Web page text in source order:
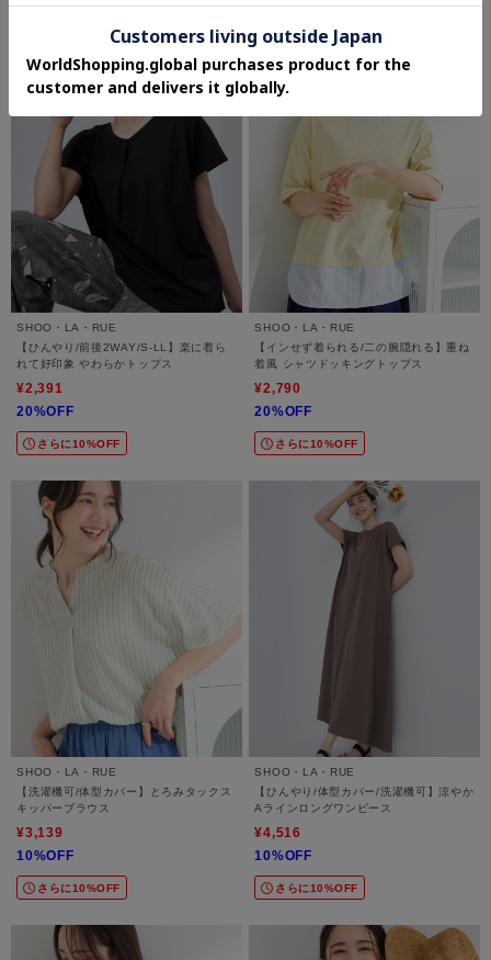
SHOO・LA・RUE
【ひんやり/前後2WAY/S-LL】楽に着ら
れて好印象 やわらかトップス
¥2,391
20%OFF
さらに10%OFF
SHOO・LA・RUE
【インせず着られる/二の腕隠れる】重ね
着風 シャツドッキングトップス
¥2,790
20%OFF
さらに10%OFF
SHOO・LA・RUE
【洗濯機可/体型カバー】とろみタックス
キッパーブラウス
¥3,139
10%OFF
さらに10%OFF
SHOO・LA・RUE
【ひんやり/体型カバー/洗濯機可】涼やか
Aラインロングワンピース
¥4,516
10%OFF
さらに10%OFF